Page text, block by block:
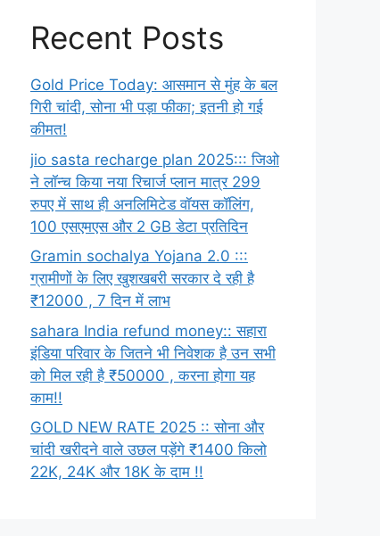
Recent Posts
Gold Price Today: आसमान से मुंह के बल
गिरी चांदी, सोना भी पड़ा फीका; इतनी हो गई
कीमत!
jio sasta recharge plan 2025::: जिओ
ने लॉन्च किया नया रिचार्ज प्लान मात्र 299
रुपए में साथ ही अनलिमिटेड वॉयस कॉलिंग,
100 एसएमएस और 2 GB डेटा प्रतिदिन
Gramin sochalya Yojana 2.0 :::
ग्रामीणों के लिए खुशखबरी सरकार दे रही है
₹12000 , 7 दिन में लाभ
sahara India refund money:: सहारा
इंडिया परिवार के जितने भी निवेशक है उन सभी
को मिल रही है ₹50000 , करना होगा यह
काम!!
GOLD NEW RATE 2025 :: सोना और
चांदी खरीदने वाले उछल पड़ेंगे ₹1400 किलो
22K, 24K और 18K के दाम !!